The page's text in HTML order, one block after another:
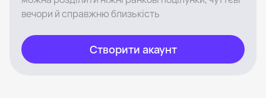
вечори й справжню близькість
Створити акаунт